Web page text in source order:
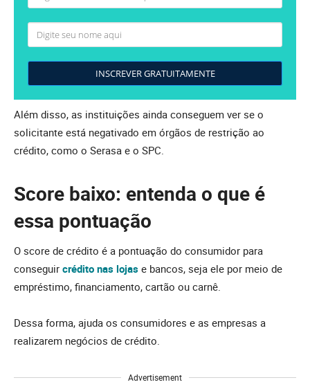
INSCREVER GRATUITAMENTE
Além disso, as instituições ainda conseguem ver se o
solicitante está negativado em órgãos de restrição ao
crédito, como o Serasa e o SPC.
Score baixo: entenda o que é
essa pontuação
O score de crédito é a pontuação do consumidor para
conseguir crédito nas lojas e bancos, seja ele por meio de
empréstimo, financiamento, cartão ou carnê.
Dessa forma, ajuda os consumidores e as empresas a
realizarem negócios de crédito.
Advertisement